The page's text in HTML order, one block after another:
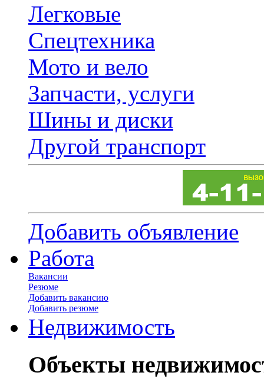
Легковые
Спецтехника
Мото и вело
Запчасти, услуги
Шины и диски
Другой транспорт
Добавить объявление
Работа
Вакансии
Резюме
Добавить вакансию
Добавить резюме
Недвижимость
Объекты